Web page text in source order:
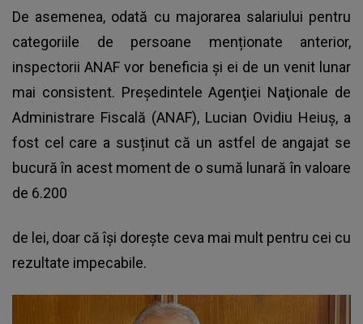
De asemenea, odată cu majorarea salariului pentru
categoriile de persoane menționate anterior,
inspectorii ANAF vor beneficia și ei de un venit lunar
mai consistent. Preşedintele Agenţiei Naţionale de
Administrare Fiscală (ANAF), Lucian Ovidiu Heiuş, a
fost cel care a susținut că un astfel de angajat se
bucură în acest moment de o sumă lunară în valoare
de 6.200
de lei, doar că își dorește ceva mai mult pentru cei cu
rezultate impecabile.